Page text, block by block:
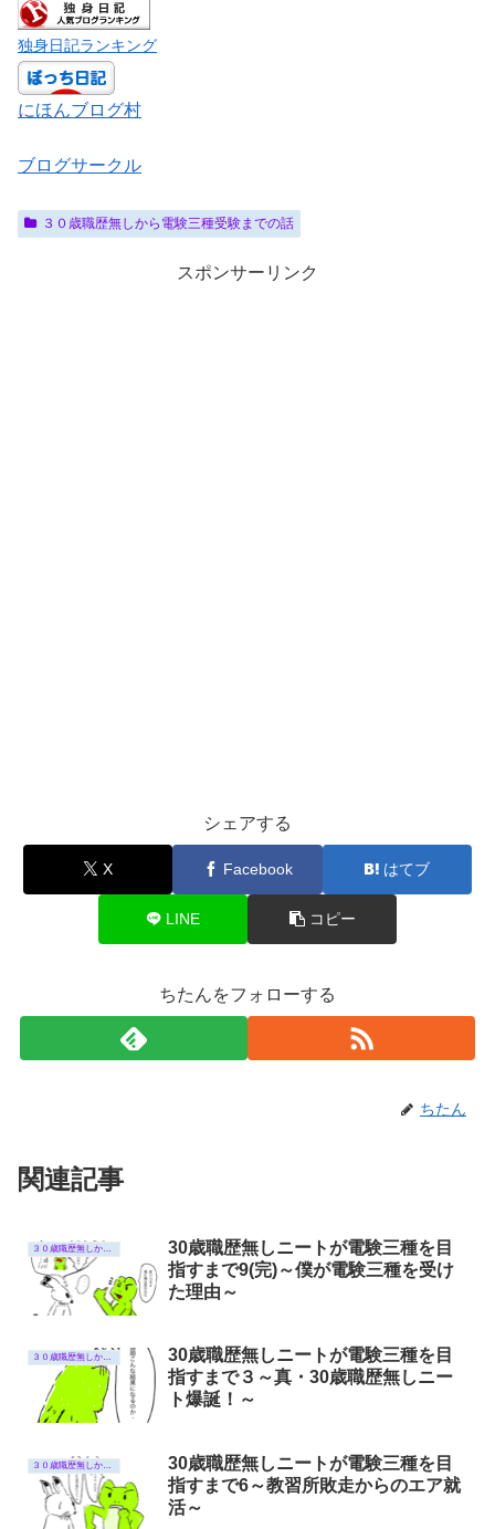
独身日記ランキング
にほんブログ村
ブログサークル
３０歳職歴無しから電験三種受験までの話
スポンサーリンク
シェアする
X Facebook はてブ
LINE コピー
ちたんをフォローする
ちたん
関連記事
３０歳職歴無しから電験三種受験までの話
30歳職歴無しニートが電験三種を目
指すまで9(完)～僕が電験三種を受け
た理由～
３０歳職歴無しから電験三種受験までの話
30歳職歴無しニートが電験三種を目
指すまで３～真・30歳職歴無しニー
ト爆誕！～
３０歳職歴無しから電験三種受験までの話
30歳職歴無しニートが電験三種を目
指すまで6～教習所敗走からのエア就
活～